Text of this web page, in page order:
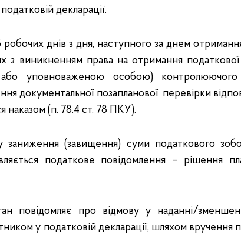
декларації.
днів з дня, наступного за днем
з виникненням права на отримання
або уповноваженою особою) контролюючого
документальної позапланової перевірки
наказом (п. 78.4 ст. 78 ПКУ).
(завищення) суми податкового
податкове повідомлення – рішення
повідомляє про відмову у наданні/
у податковій декларації, шляхом вручення